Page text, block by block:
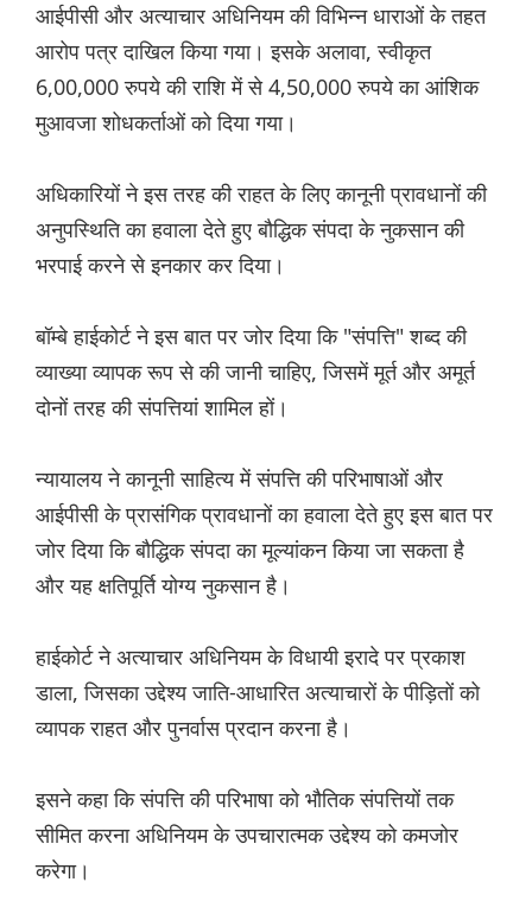
आईपीसी और अत्याचार अधिनियम की विभिन्न धाराओं के तहत
आरोप पत्र दाखिल किया गया। इसके अलावा, स्वीकृत
6,00,000 रुपये की राशि में से 4,50,000 रुपये का आंशिक
मुआवजा शोधकर्ताओं को दिया गया।
अधिकारियों ने इस तरह की राहत के लिए कानूनी प्रावधानों की
अनुपस्थिति का हवाला देते हुए बौद्धिक संपदा के नुकसान की
भरपाई करने से इनकार कर दिया।
बॉम्बे हाईकोर्ट ने इस बात पर जोर दिया कि "संपत्ति" शब्द की
व्याख्या व्यापक रूप से की जानी चाहिए, जिसमें मूर्त और अमूर्त
दोनों तरह की संपत्तियां शामिल हों।
न्यायालय ने कानूनी साहित्य में संपत्ति की परिभाषाओं और
आईपीसी के प्रासंगिक प्रावधानों का हवाला देते हुए इस बात पर
जोर दिया कि बौद्धिक संपदा का मूल्यांकन किया जा सकता है
और यह क्षतिपूर्ति योग्य नुकसान है।
हाईकोर्ट ने अत्याचार अधिनियम के विधायी इरादे पर प्रकाश
डाला, जिसका उद्देश्य जाति-आधारित अत्याचारों के पीड़ितों को
व्यापक राहत और पुनर्वास प्रदान करना है।
इसने कहा कि संपत्ति की परिभाषा को भौतिक संपत्तियों तक
सीमित करना अधिनियम के उपचारात्मक उद्देश्य को कमजोर
करेगा।